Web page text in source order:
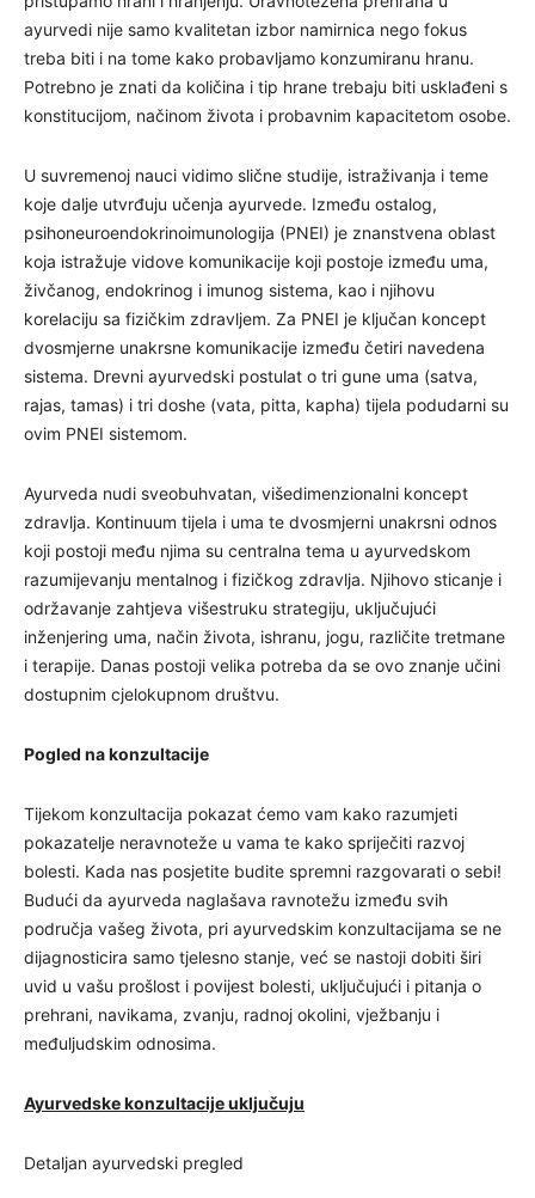
ayurvedi nije samo kvalitetan izbor namirnica nego fokus
treba biti i na tome kako probavljamo konzumiranu hranu.
Potrebno je znati da količina i tip hrane trebaju biti usklađeni s
konstitucijom, načinom života i probavnim kapacitetom osobe.
U suvremenoj nauci vidimo slične studije, istraživanja i teme
koje dalje utvrđuju učenja ayurvede. Između ostalog,
psihoneuroendokrinoimunologija (PNEI) je znanstvena oblast
koja istražuje vidove komunikacije koji postoje između uma,
živčanog, endokrinog i imunog sistema, kao i njihovu
korelaciju sa fizičkim zdravljem. Za PNEI je ključan koncept
dvosmjerne unakrsne komunikacije između četiri navedena
sistema. Drevni ayurvedski postulat o tri gune uma (satva,
rajas, tamas) i tri doshe (vata, pitta, kapha) tijela podudarni su
ovim PNEI sistemom.
Ayurveda nudi sveobuhvatan, višedimenzionalni koncept
zdravlja. Kontinuum tijela i uma te dvosmjerni unakrsni odnos
koji postoji među njima su centralna tema u ayurvedskom
razumijevanju mentalnog i fizičkog zdravlja. Njihovo sticanje i
održavanje zahtjeva višestruku strategiju, uključujući
inženjering uma, način života, ishranu, jogu, različite tretmane
i terapije. Danas postoji velika potreba da se ovo znanje učini
dostupnim cjelokupnom društvu.
Pogled na konzultacije
Tijekom konzultacija pokazat ćemo vam kako razumjeti
pokazatelje neravnoteže u vama te kako spriječiti razvoj
bolesti. Kada nas posjetite budite spremni razgovarati o sebi!
Budući da ayurveda naglašava ravnotežu između svih
područja vašeg života, pri ayurvedskim konzultacijama se ne
dijagnosticira samo tjelesno stanje, već se nastoji dobiti širi
uvid u vašu prošlost i povijest bolesti, uključujući i pitanja o
prehrani, navikama, zvanju, radnoj okolini, vježbanju i
međuljudskim odnosima.
Ayurvedske konzultacije uključuju
Detaljan ayurvedski pregled